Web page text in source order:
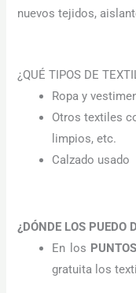
nuevos tejidos,
¿QUÉ TIPOS DE
Ropa y
Otros textiles
limpios, etc.
Calzado usado
¿DÓNDE LOS PUEDO
En los
gratuita los